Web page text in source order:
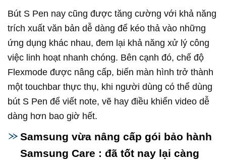
Bút S Pen nay cũng được tăng cường với khả năng
trích xuất văn bản dễ dàng để kéo thả vào những
ứng dụng khác nhau, đem lại khả năng xử lý công
việc linh hoạt nhanh chóng. Bên cạnh đó, chế độ
Flexmode được nâng cấp, biến màn hình trở thành
một touchbar thực thụ, khi người dùng có thể dùng
bút S Pen để viết note, vẽ hay điều khiển video dễ
dàng hơn bao giờ hết.
Samsung vừa nâng cấp gói bảo hành
Samsung Care : đã tốt nay lại càng